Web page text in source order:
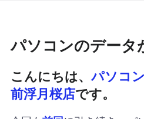
パソコンのデー
こんにちは、パソコ
前浮月桜店です。